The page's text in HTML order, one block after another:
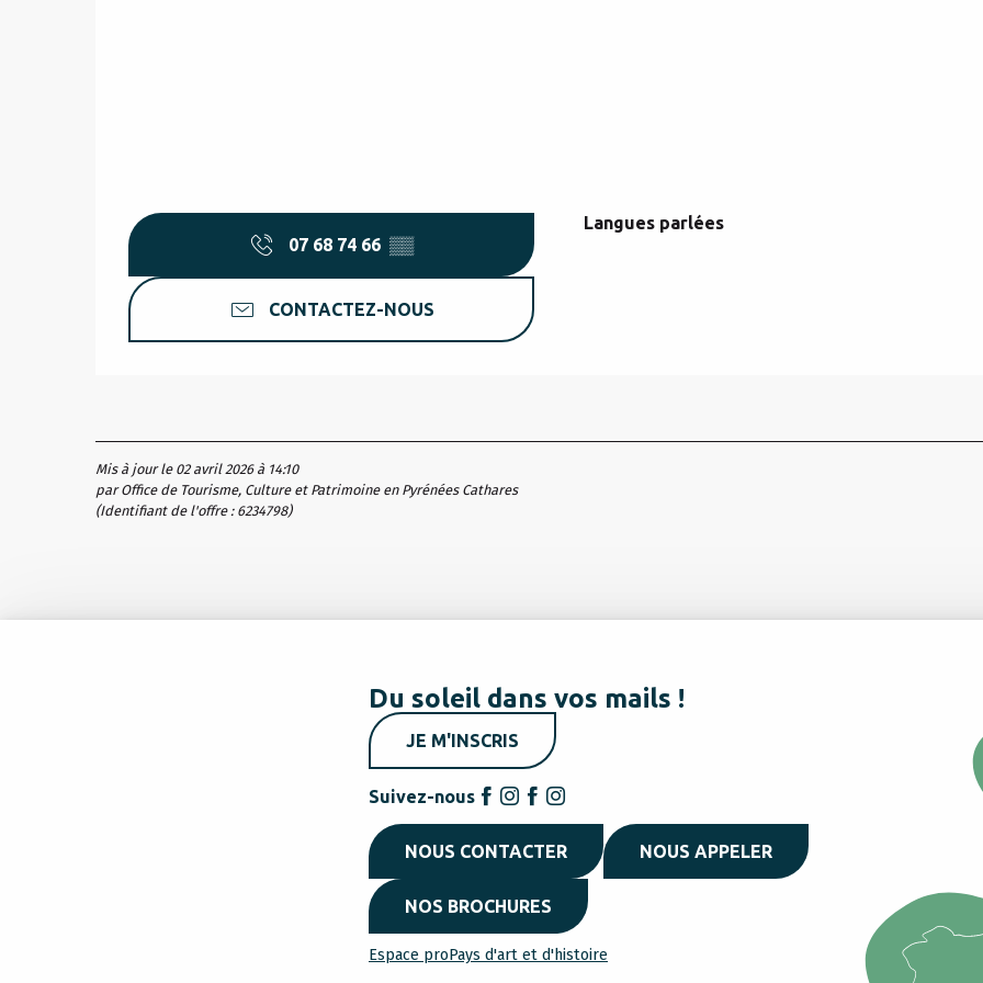
07 68 74 66 ▒▒
CONTACTEZ-NOUS
Langues parlées
Langues parlées
Mis à jour le 02 avril 2026 à 14:10
par Office de Tourisme, Culture et Patrimoine en Pyrénées Cathares
(Identifiant de l'offre : 6234798)
Du soleil dans vos mails !
JE M'INSCRIS
Suivez-nous
NOUS CONTACTER NOUS APPELER
NOS BROCHURES
Espace proPays d'art et d'histoire